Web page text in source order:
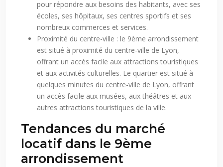
pour répondre aux besoins des habitants, avec ses
écoles, ses hôpitaux, ses centres sportifs et ses
nombreux commerces et services.
Proximité du centre-ville : le 9ème arrondissement
est situé à proximité du centre-ville de Lyon,
offrant un accès facile aux attractions touristiques
et aux activités culturelles. Le quartier est situé à
quelques minutes du centre-ville de Lyon, offrant
un accès facile aux musées, aux théâtres et aux
autres attractions touristiques de la ville.
Tendances du marché
locatif dans le 9ème
arrondissement